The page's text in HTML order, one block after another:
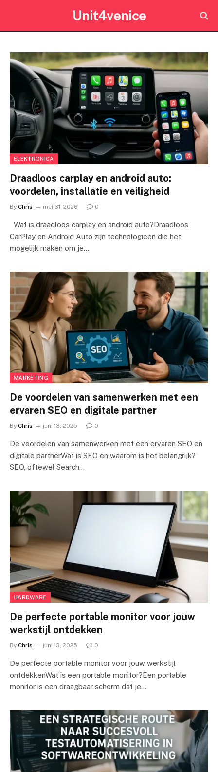
Unit4venice
ELEKTRONICA
Draadloos carplay en android auto:
voordelen, installatie en veiligheid
By Chris mei 31, 2026 0
Wat is draadloos carplay en android auto?Draadloos
CarPlay en Android Auto zijn technologieën die het
mogelijk maken om je…
MARKETING
De voordelen van samenwerken met een
ervaren SEO en digitale partner
By Chris juni 13, 2025 0
De voordelen van samenwerken met een ervaren SEO en
digitale partnerWat is SEO en waarom is het belangrijk?
SEO, oftewel Search…
HARDWARE
De perfecte portable monitor voor jouw
werkstijl ontdekken
By Chris juni 13, 2025 0
De perfecte portable monitor voor jouw werkstijl
ontdekkenWat is een portable monitor?Een portable
monitor is een draagbaar scherm dat je…